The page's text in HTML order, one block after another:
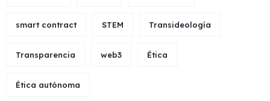
smart contract STEM Transideología
Transparencia web3 Ética
Ética autónoma